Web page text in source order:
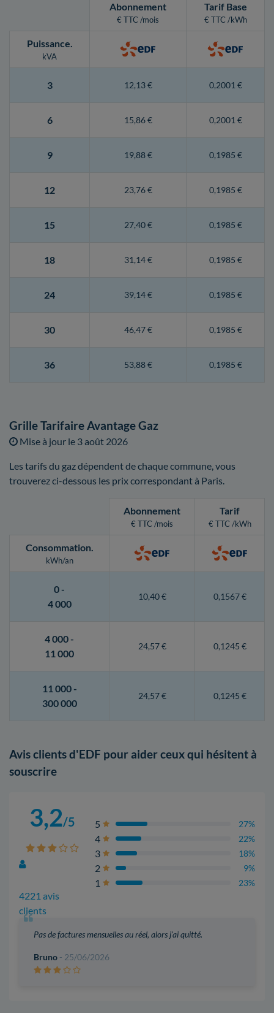
Abonnement
€ TTC /mois
Tarif Base
€ TTC /kWh
Puissance.
kVA
3 12,13 € 0,2001 €
6 15,86 € 0,2001 €
9 19,88 € 0,1985 €
12 23,76 € 0,1985 €
15 27,40 € 0,1985 €
18 31,14 € 0,1985 €
24 39,14 € 0,1985 €
30 46,47 € 0,1985 €
36 53,88 € 0,1985 €
Grille Tarifaire Avantage Gaz
Mise à jour le 3 août 2026
Les tarifs du gaz dépendent de chaque commune, vous
trouverez ci-dessous les prix correspondant à Paris.
Abonnement
€ TTC /mois
Tarif
€ TTC /kWh
Consommation.
kWh/an
0 -
4 000
10,40 € 0,1567 €
4 000 -
11 000
24,57 € 0,1245 €
11 000 -
300 000
24,57 € 0,1245 €
Avis clients d'EDF pour aider ceux qui hésitent à
souscrire
3,2/5
4221 avis
clients
5 27%
4 22%
3 18%
2 9%
1 23%
Pas de factures mensuelles au réel, alors j'ai quitté.
Bruno - 25/06/2026